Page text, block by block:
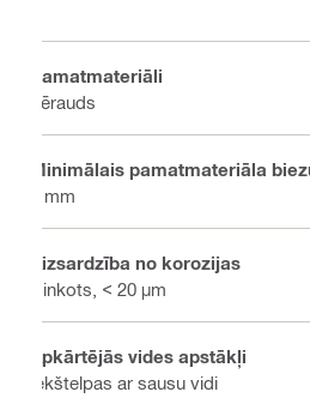
Pamatmateriāli
Tērauds
Minimālais pamatmateriāla
6 mm
Aizsardzība no korozijas
Cinkots, < 20 µm
Apkārtējās vides apstākļi
Iekštelpas ar sausu vidi